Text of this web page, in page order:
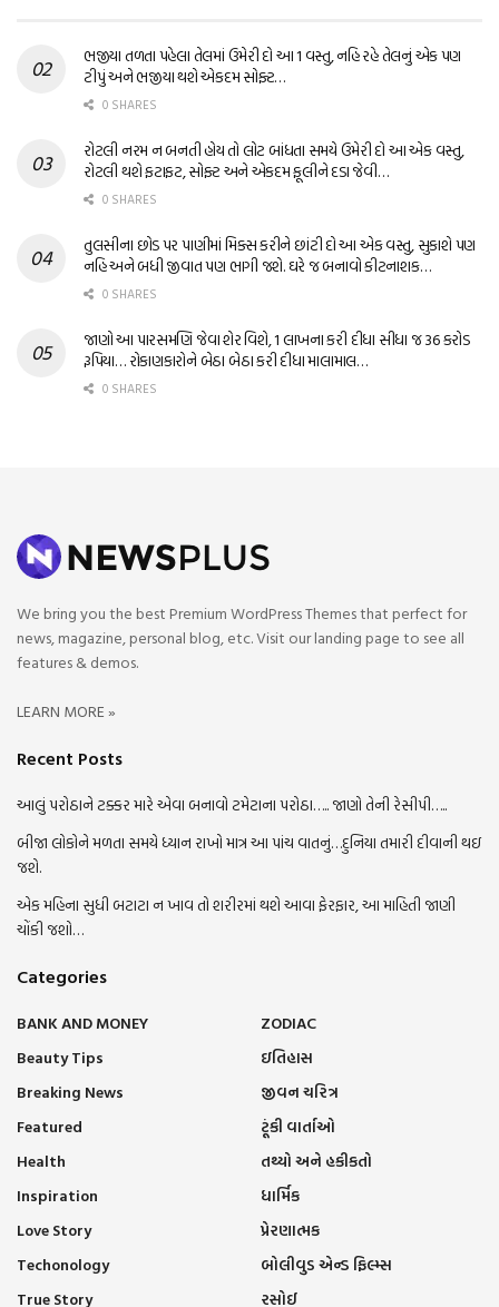
ભજીયા તળતા પહેલા તેલમાં ઉમેરી દો આ 1 વસ્તુ, નહિ રહે તેલનું એક પણ
ટીપું અને ભજીયા થશે એકદમ સોફ્ટ…
0 SHARES
રોટલી નરમ ન બનતી હોય તો લોટ બાંધતા સમયે ઉમેરી દો આ એક વસ્તુ,
રોટલી થશે ફટાફટ, સોફ્ટ અને એકદમ ફૂલીને દડા જેવી…
0 SHARES
તુલસીના છોડ પર પાણીમાં મિક્સ કરીને છાંટી દો આ એક વસ્તુ, સુકાશે પણ
નહિ અને બધી જીવાત પણ ભાગી જશે. ઘરે જ બનાવો કીટનાશક…
0 SHARES
જાણો આ પારસમણિ જેવા શેર વિશે, 1 લાખના કરી દીધા સીધા જ 36 કરોડ
રૂપિયા… રોકાણકારોને બેઠા બેઠા કરી દીધા માલામાલ…
0 SHARES
We bring you the best Premium WordPress Themes that perfect for
news, magazine, personal blog, etc. Visit our landing page to see all
features & demos.
LEARN MORE »
Recent Posts
આલું પરોઠાને ટક્કર મારે એવા બનાવો ટમેટાના પરોઠા….. જાણો તેની રેસીપી…..
બીજા લોકોને મળતા સમયે ધ્યાન રાખો માત્ર આ પાંચ વાતનું…દુનિયા તમારી દીવાની થઇ
જશે.
એક મહિના સુધી બટાટા ન ખાવ તો શરીરમાં થશે આવા ફેરફાર, આ માહિતી જાણી
ચોંકી જશો…
Categories
BANK AND MONEY
Beauty Tips
Breaking News
Featured
Health
Inspiration
Love Story
Techonology
True Story
ZODIAC
ઇતિહાસ
જીવન ચરિત્ર
ટૂંકી વાર્તાઓ
તથ્યો અને હકીકતો
ધાર્મિક
પ્રેરણાત્મક
બોલીવુડ એન્ડ ફિલ્મ્સ
રસોઈ